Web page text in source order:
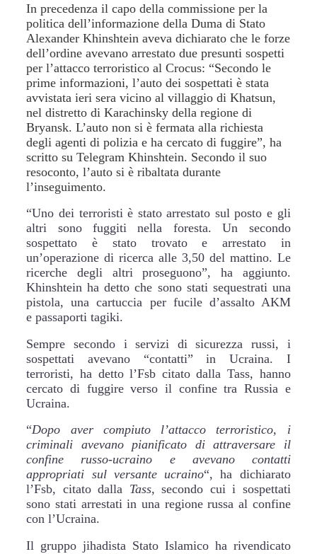
In precedenza il capo della commissione per la
politica dell’informazione della Duma di Stato
Alexander Khinshtein aveva dichiarato che le forze
dell’ordine avevano arrestato due presunti sospetti
per l’attacco terroristico al Crocus: “Secondo le
prime informazioni, l’auto dei sospettati è stata
avvistata ieri sera vicino al villaggio di Khatsun,
nel distretto di Karachinsky della regione di
Bryansk. L’auto non si è fermata alla richiesta
degli agenti di polizia e ha cercato di fuggire”, ha
scritto su Telegram Khinshtein. Secondo il suo
resoconto, l’auto si è ribaltata durante
l’inseguimento.
“Uno dei terroristi è stato arrestato sul posto e gli
altri sono fuggiti nella foresta. Un secondo
sospettato è stato trovato e arrestato in
un’operazione di ricerca alle 3,50 del mattino. Le
ricerche degli altri proseguono”, ha aggiunto.
Khinshtein ha detto che sono stati sequestrati una
pistola, una cartuccia per fucile d’assalto AKM
e passaporti tagiki.
Sempre secondo i servizi di sicurezza russi, i
sospettati avevano “contatti” in Ucraina. I
terroristi, ha detto l’Fsb citato dalla Tass, hanno
cercato di fuggire verso il confine tra Russia e
Ucraina.
“Dopo aver compiuto l’attacco terroristico, i
criminali avevano pianificato di attraversare il
confine russo-ucraino e avevano contatti
appropriati sul versante ucraino“, ha dichiarato
l’Fsb, citato dalla Tass, secondo cui i sospettati
sono stati arrestati in una regione russa al confine
con l’Ucraina.
Il gruppo jihadista Stato Islamico ha rivendicato